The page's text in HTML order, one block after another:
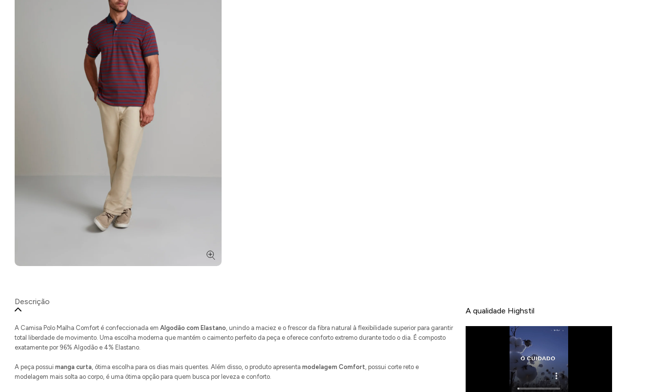
Descrição
A Camisa Polo Malha Comfort é confeccionada em Algodão com Elastano, unindo a maciez e o frescor da fibra natural à flexibilidade superior para garantir
total liberdade de movimento. Uma escolha moderna que mantém o caimento perfeito da peça e oferece conforto extremo durante todo o dia. É composto
exatamente por 96% Algodão e 4% Elastano.
A peça possui manga curta, ótima escolha para os dias mais quentes. Além disso, o produto apresenta modelagem Comfort, possui corte reto e
modelagem mais solta ao corpo, é uma ótima opção para quem busca por leveza e conforto.
A qualidade Highstil